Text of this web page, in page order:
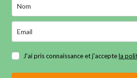
J'ai pris connaissance et j'acceptela